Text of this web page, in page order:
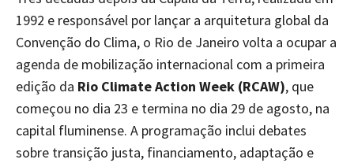
1992 e responsável por lançar a arquitetura global da
Convenção do Clima, o Rio de Janeiro volta a ocupar a
agenda de mobilização internacional com a primeira
edição da Rio Climate Action Week (RCAW), que
começou no dia 23 e termina no dia 29 de agosto, na
capital fluminense. A programação inclui debates
sobre transição justa, financiamento, adaptação e